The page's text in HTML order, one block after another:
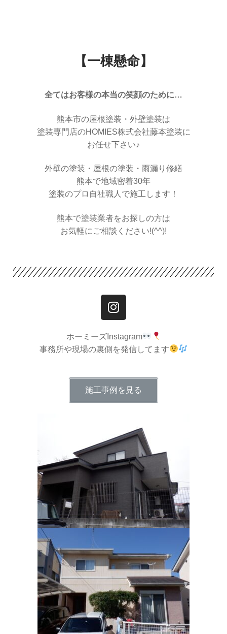
【一棟懸命】
全てはお客様の本当の笑顔のために…
熊本市の屋根塗装・外壁塗装は
塗装専門店のHOMIES株式会社藤本塗装に
お任せ下さい♪
外壁の塗装・屋根の塗装・雨漏り修繕
熊本で地域密着30年
塗装のプロ自社職人で施工します！
熊本で塗装業者をお探しの方は
お気軽にご相談ください!(^^)!
ホーミーズInstagram
事務所や現場の裏側を発信してます
施工事例を見る